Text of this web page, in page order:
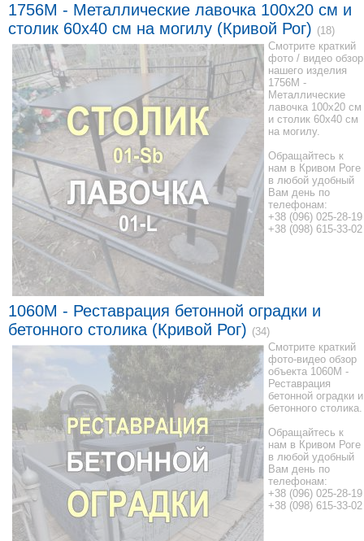
1756M - Металлические лавочка 100x20 см и
столик 60x40 см на могилу (Кривой Рог) (18)
Смотрите краткий
фото / видео обзор
нашего изделия
1756M -
Металлические
лавочка 100x20 см
и столик 60x40 см
на могилу.
Обращайтесь к
нам в Кривом Роге
в любой удобный
Вам день по
телефонам:
+38 (096) 025-28-19
+38 (098) 615-33-02
1060M - Реставрация бетонной оградки и
бетонного столика (Кривой Рог) (34)
Смотрите краткий
фото-видео обзор
объекта 1060M -
Реставрация
бетонной оградки и
бетонного столика.
Обращайтесь к
нам в Кривом Роге
в любой удобный
Вам день по
телефонам:
+38 (096) 025-28-19
+38 (098) 615-33-02